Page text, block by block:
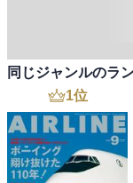
同じジャンルのラ
1位